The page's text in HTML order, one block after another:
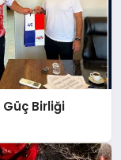
Güç Birliği